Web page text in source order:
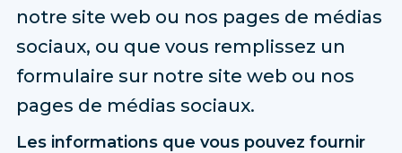
notre site web ou nos pages de médias
sociaux, ou que vous remplissez un
formulaire sur notre site web ou nos
pages de médias sociaux.
Les informations que vous pouvez fournir